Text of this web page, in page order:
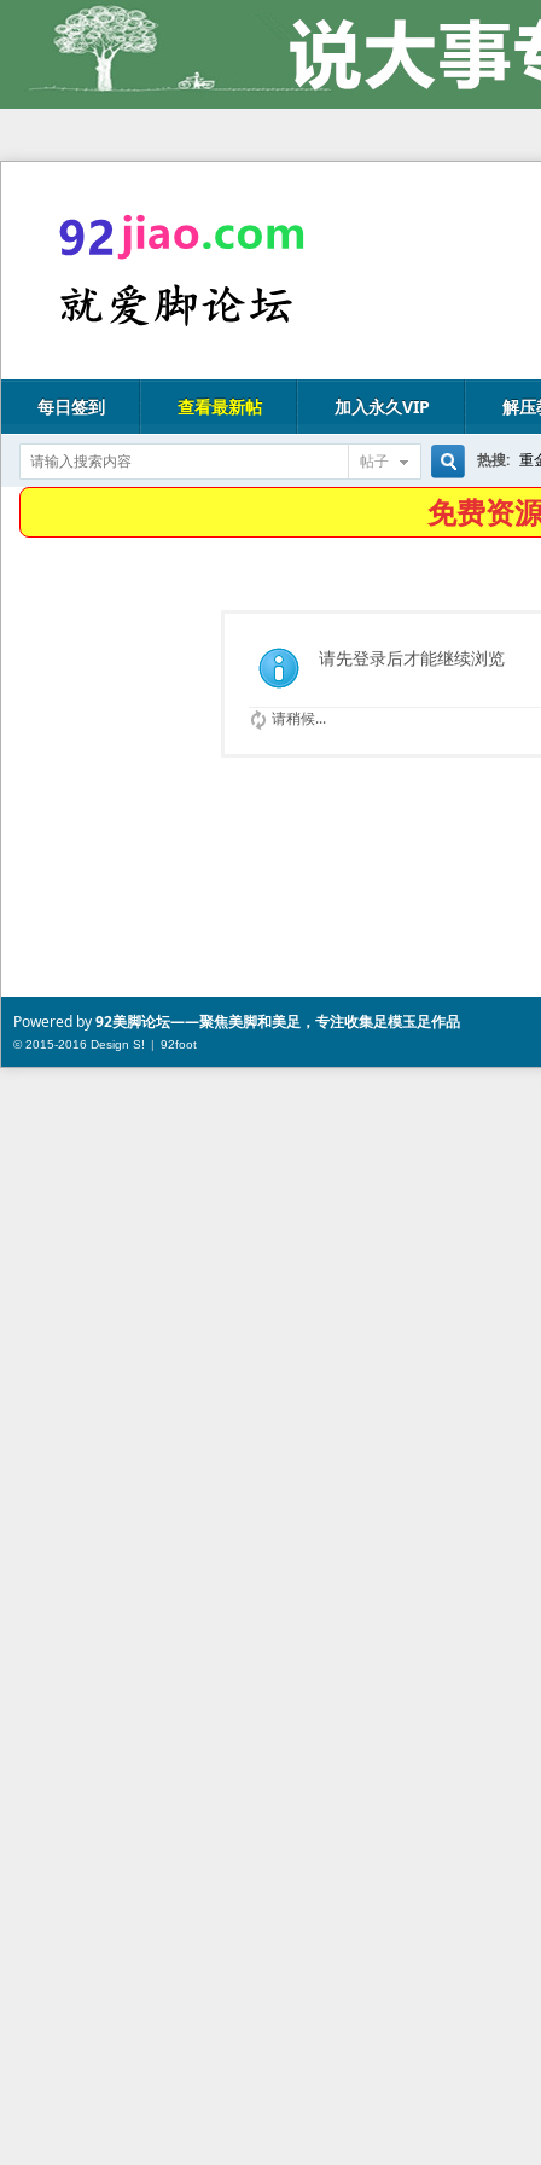
每日签到 查看最新帖 加入永久VIP 解压
帖子
搜
热搜: 重
免费资
请先登录后才能继续浏览
请稍候...
Powered by92美脚论坛——聚焦美脚和美足，专注收集足模玉足作品
© 2015-2016 Design S! | 92foot